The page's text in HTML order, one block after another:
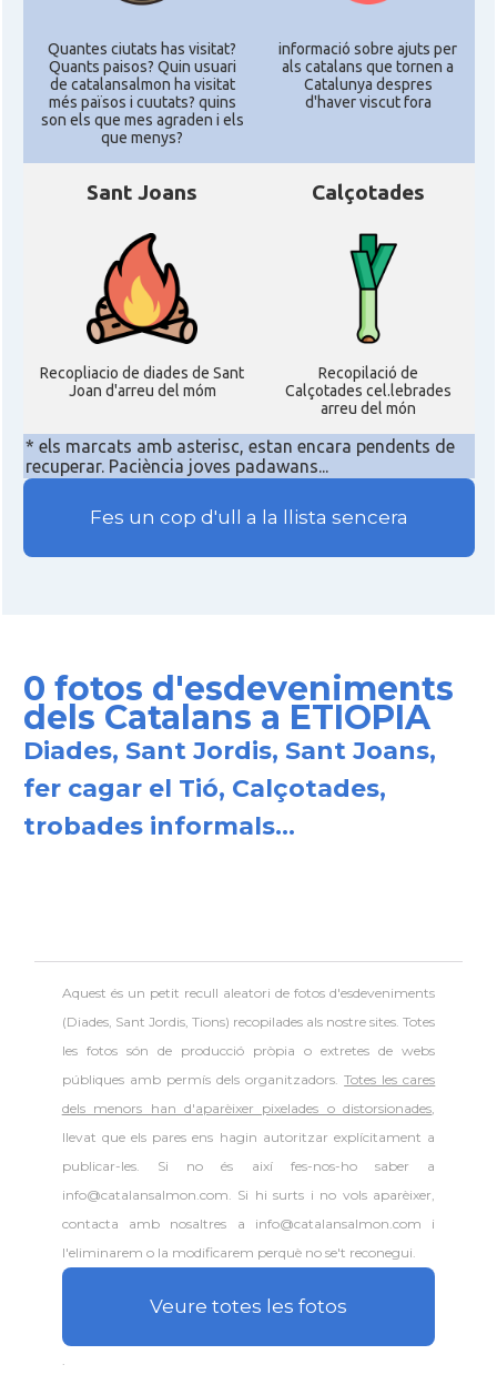
Quantes ciutats has visitat?
Quants paisos? Quin usuari
de catalansalmon ha visitat
més països i cuutats? quins
son els que mes agraden i els
que menys?
informació sobre ajuts per
als catalans que tornen a
Catalunya despres
d'haver viscut fora
Sant Joans
Recopliacio de diades de Sant
Joan d'arreu del móm
Calçotades
Recopilació de
Calçotades cel.lebrades
arreu del món
* els marcats amb asterisc, estan encara pendents de
recuperar. Paciència joves padawans...
Fes un cop d'ull a la llista sencera
0 fotos d'esdeveniments
dels Catalans a ETIOPIA
Diades, Sant Jordis, Sant Joans,
fer cagar el Tió, Calçotades,
trobades informals...
Aquest és un petit recull aleatori defotos d'esdeveniments
(Diades, Sant Jordis, Tions) recopilades als nostre sites. Totes
les fotos són de producció pròpia o extretes de webs
públiques amb permís dels organitzadors.Totes les cares
dels menors han d'aparèixer pixelades o distorsionades,
llevat que els pares ens hagin autoritzar explícitament a
publicar-les. Si no és així fes-nos-ho saber a
info@catalansalmon.com. Si hi surts i no vols aparèixer,
contacta amb nosaltres a info@catalansalmon.com i
l'eliminarem o la modificarem perquè no se't reconegui.
Veure totes les fotos